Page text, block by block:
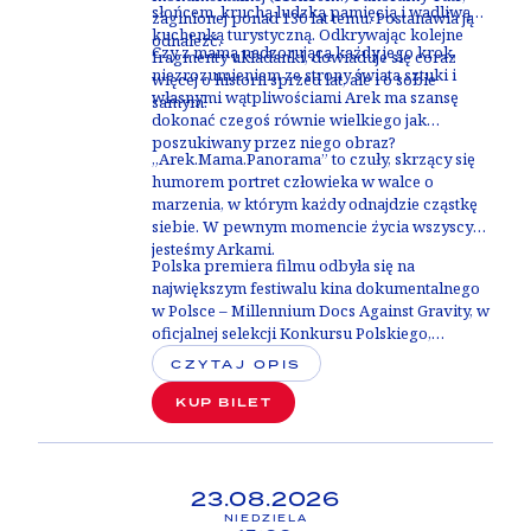
zaginionej ponad 130 lat temu. Postanawia ją
odnaleźć.
słońcem, kruchą ludzką pamięcią i wadliwą
kuchenką turystyczną. Odkrywając kolejne
fragmenty układanki, dowiaduje się coraz
więcej o historii sprzed lat, ale i o sobie
samym.
Czy z mamą nadzorującą każdy jego krok,
niezrozumieniem ze strony świata sztuki i
własnymi wątpliwościami Arek ma szansę
dokonać czegoś równie wielkiego jak
poszukiwany przez niego obraz?
„Arek.Mama.Panorama” to czuły, skrzący się
humorem portret człowieka w walce o
marzenia, w którym każdy odnajdzie cząstkę
siebie. W pewnym momencie życia wszyscy
jesteśmy Arkami.
Polska premiera filmu odbyła się na
największym festiwalu kina dokumentalnego
w Polsce –Millennium Docs Against Gravity, w
oficjalnej selekcji Konkursu Polskiego,
zdobywającWyróżnienie Stowarzyszenia Kin
Studyjnych.
CZYTAJ OPIS
KUP BILET
23.08.2026
NIEDZIELA